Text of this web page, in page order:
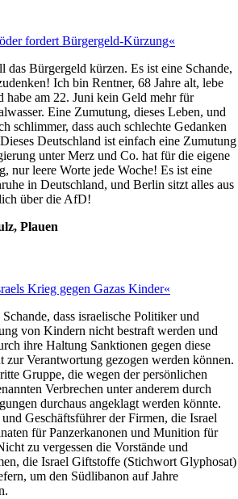
fordert Bürgergeld-Kürzung«
Bürgergeld kürzen. Es ist eine Schande,
Ich bin Rentner, 68 Jahre alt, lebe
habe am 22. Juni kein Geld mehr für
Eine Zumutung, dieses Leben, und
schlimmer, dass auch schlechte Gedanken
Deutschland ist einfach eine Zumutung
unter Merz und Co. hat für die eigene
nur leere Worte jede Woche! Es ist eine
in Deutschland, und Berlin sitzt alles aus
über die AfD!
Plauen
Krieg gegen Gazas Kinder«
dass israelische Politiker und
von Kindern nicht bestraft werden und
ihre Haltung Sanktionen gegen diese
zur Verantwortung gezogen werden können.
Gruppe, die wegen der persönlichen
Verbrechen unter anderem durch
durchaus angeklagt werden könnte.
Geschäftsführer der Firmen, die Israel
für Panzerkanonen und Munition für
zu vergessen die Vorstände und
die Israel Giftstoffe (Stichwort Glyphosat)
um den Südlibanon auf Jahre